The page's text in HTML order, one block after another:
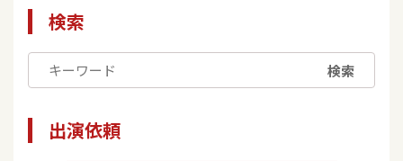
検索
検索
出演依頼